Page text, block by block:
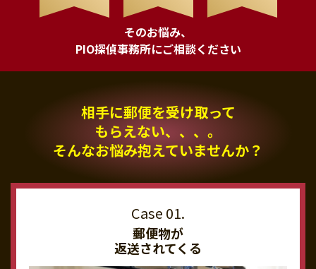
そのお悩み、
PIO探偵事務所にご相談ください
相手に郵便を受け取って
もらえない、、、。
そんなお悩み抱えていませんか？
郵便物が
返送されてくる